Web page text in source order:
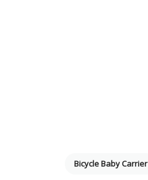
Bicycle Baby Carrier